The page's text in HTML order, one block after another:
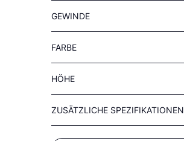
GEWINDE
FARBE
HÖHE
ZUSÄTZLICHE SPEZIFIKATIONEN